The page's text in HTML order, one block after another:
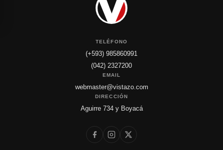
TELÉFONO
(+593) 985860991
(042) 2327200
EMAIL
webmaster@vistazo.com
DIRECCIÓN
Aguirre 734 y Boyacá